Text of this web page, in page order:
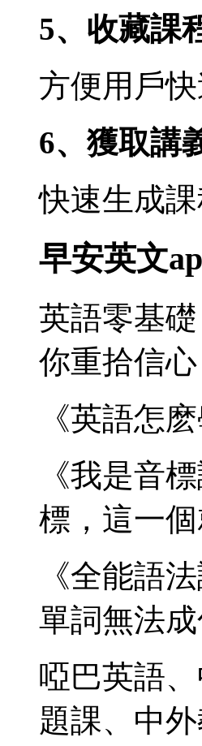
5、收藏課
方便用戶
6、獲取講
快速生成
早安英文
英語零基
你重拾信
《英語怎
《我是音
標，這一個
《全能語
單詞無法成
啞巴英語
題課、中